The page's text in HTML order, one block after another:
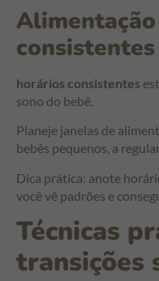
consistentes
horários consistentes
sono do bebê.
Planeje janelas de
bebês pequenos, a
Dica prática: anote
você vê padrões e
Técnicas
transições